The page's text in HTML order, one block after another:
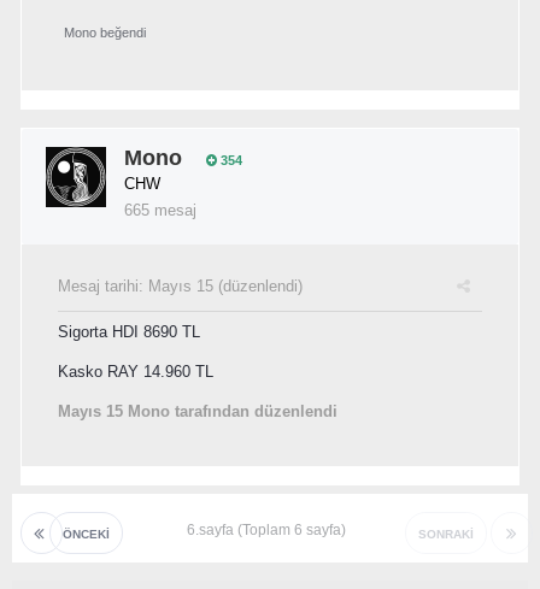
Mono beğendi
Mono 354
CHW
665 mesaj
Mesaj tarihi: Mayıs 15 (düzenlendi)
Sigorta HDI 8690 TL
Kasko RAY 14.960 TL
Mayıs 15 Mono tarafından düzenlendi
ÖNCEKI SONRAKI
6.sayfa (Toplam 6 sayfa)